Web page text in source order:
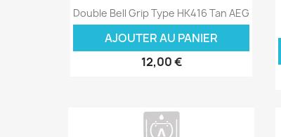
Aperçu rapide
Double Bell Grip Type HK416 Tan AEG
AJOUTER AU PANIER
12,00 €